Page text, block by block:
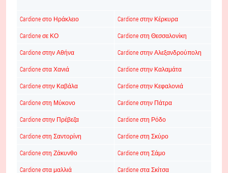
Cardione στο Ηράκλειο Cardione στην Κέρκυρα
Cardione σε ΚΟ Cardione στη Θεσσαλονίκη
Cardione στην Αθήνα Cardione στην Αλεξανδρούπολη
Cardione στα Χανιά Cardione στην Καλαμάτα
Cardione στην Καβάλα Cardione στην Κεφαλονιά
Cardione στη Μύκονο Cardione στην Πάτρα
Cardione στην Πρέβεζα Cardione στη Ρόδο
Cardione στη Σαντορίνη Cardione στη Σκύρο
Cardione στη Ζάκυνθο Cardione στη Σάμο
Cardione στα μαλλιά Cardione στα Σκίτσα